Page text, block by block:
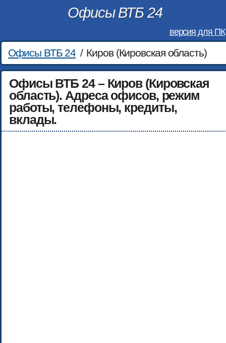
Офисы ВТБ 24
версия для ПК
Офисы ВТБ 24 / Киров (Кировская область)
Офисы ВТБ 24 – Киров (Кировская
область). Адреса офисов, режим
работы, телефоны, кредиты,
вклады.